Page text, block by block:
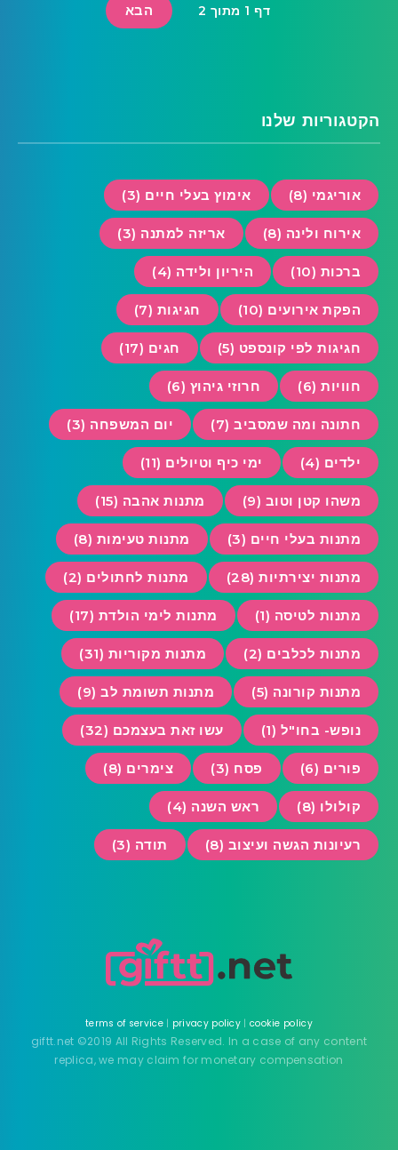
דף 1 מתוך 2 הבא
הקטגוריות שלנו
אוריגמי (8) אימוץ בעלי חיים (3)
אירוח ולינה (8) אריזה למתנה (3)
ברכות (10) היריון ולידה (4)
הפקת אירועים (10) חגיגות (7)
חגיגות לפי קונספט (5) חגים (17)
חוויות (6) חרוזי גיהוץ (6)
חתונה ומה שמסביב (7) יום המשפחה (3)
ילדים (4) ימי כיף וטיולים (11)
משהו קטן וטוב (9) מתנות אהבה (15)
מתנות בעלי חיים (3) מתנות טעימות (8)
מתנות יצירתיות (28) מתנות לחתולים (2)
מתנות לטיסה (1) מתנות לימי הולדת (17)
מתנות לכלבים (2) מתנות מקוריות (31)
מתנות קורונה (5) מתנות תשומת לב (9)
נופש- בחו"ל (1) עשו זאת בעצמכם (32)
פורים (6) פסח (3) צימרים (8)
קולולו (8) ראש השנה (4)
רעיונות הגשה ועיצוב (8) תודה (3)
terms of service| privacy policy | cookie policy
giftt.net ©2019 All Rights Reserved. In a case of any content
replica, we may claim for monetary compensation